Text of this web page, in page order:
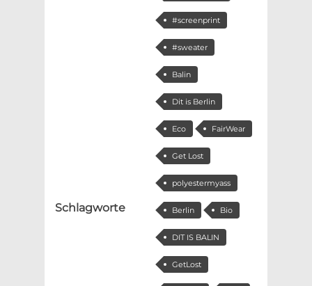
Schlagworte
#screenprint
#sweater
Balin
Dit is Berlin
Eco FairWear
Get Lost
polyestermyass
Berlin Bio
DIT IS BALIN
GetLost